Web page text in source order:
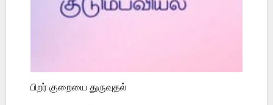
பிறர் குறையை துருவுதல்